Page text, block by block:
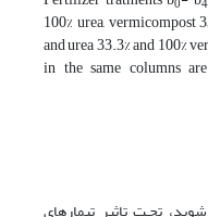
0 4
100% urea, vermicompost
and urea 33.3% and 100%
in the same columns